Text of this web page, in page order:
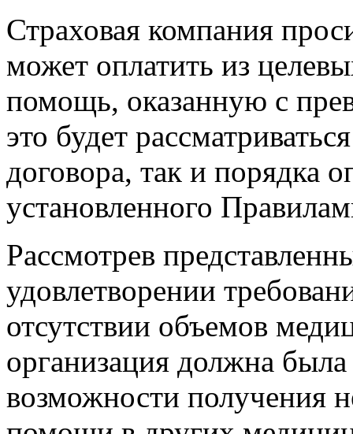
Страховая компания
может оплатить из
помощь, оказанную с
это будет
договора, так и порядка
установленного
Рассмотрев
удовлетворении
отсутствии объемов
организация должна
возможности получения